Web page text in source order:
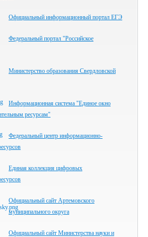
Официальный информационный портал ЕГЭ
Федеральный портал "Российское
Министерство образования Свердловской
Информационная система "Единое окно
ресурсам"
Федеральный центр информационно-
Единая коллекция цифровых
Официальный сайт Артемовского
муниципального округа
Официальный сайт Министерства науки и